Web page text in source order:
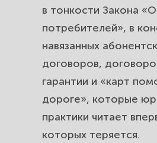
РФ.
Навязанное при
страхование:
ОСАГО в нагрузку
Обман на трейд-
стоимость вашей
вернуть разницу.
в тонкости Закона
потребителей», в
навязанных
договоров,
гарантии и «карт
дороге», которые
практики читает
которых теряется.